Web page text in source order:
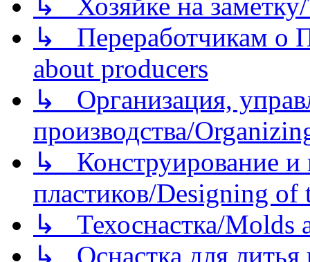
↳ Переработчикам о
about producers
↳ Организация,
производства/
↳ Конструирование и
пластиков/Designing of
↳ Техоснастка/Molds
↳ Оснастка для литья